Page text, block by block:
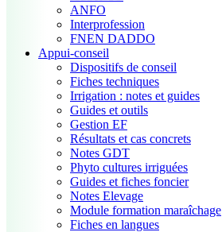
ANFO
Interprofession
FNEN DADDO
Appui-conseil
Dispositifs de conseil
Fiches techniques
Irrigation : notes et guides
Guides et outils
Gestion EF
Résultats et cas concrets
Notes GDT
Phyto cultures irriguées
Guides et fiches foncier
Notes Elevage
Module formation maraîchage
Fiches en langues